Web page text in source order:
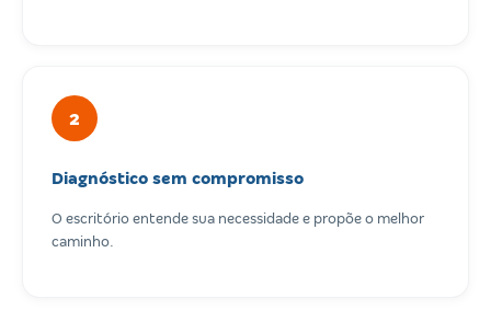
2
Diagnóstico sem compromisso
O escritório entende sua necessidade e propõe o melhor
caminho.